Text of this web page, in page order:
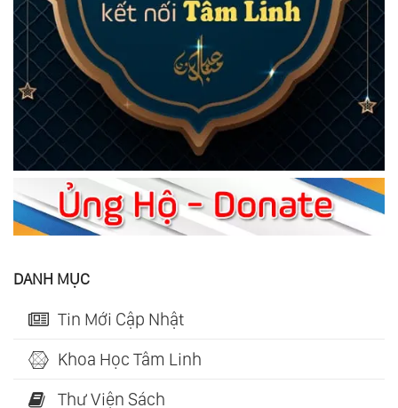
DANH MỤC
Tin Mới Cập Nhật
Khoa Học Tâm Linh
Thư Viện Sách